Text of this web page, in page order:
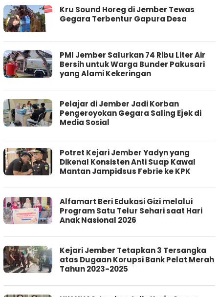
Kru Sound Horeg di Jember Tewas
Gegara Terbentur Gapura Desa
PMI Jember Salurkan 74 Ribu Liter Air
Bersih untuk Warga Bunder Pakusari
yang Alami Kekeringan
Pelajar di Jember Jadi Korban
Pengeroyokan Gegara Saling Ejek di
Media Sosial
Potret Kejari Jember Yadyn yang
Dikenal Konsisten Anti Suap Kawal
Mantan Jampidsus Febrie ke KPK
Alfamart Beri Edukasi Gizi melalui
Program Satu Telur Sehari saat Hari
Anak Nasional 2026
Kejari Jember Tetapkan 3 Tersangka
atas Dugaan Korupsi Bank Pelat Merah
Tahun 2023-2025